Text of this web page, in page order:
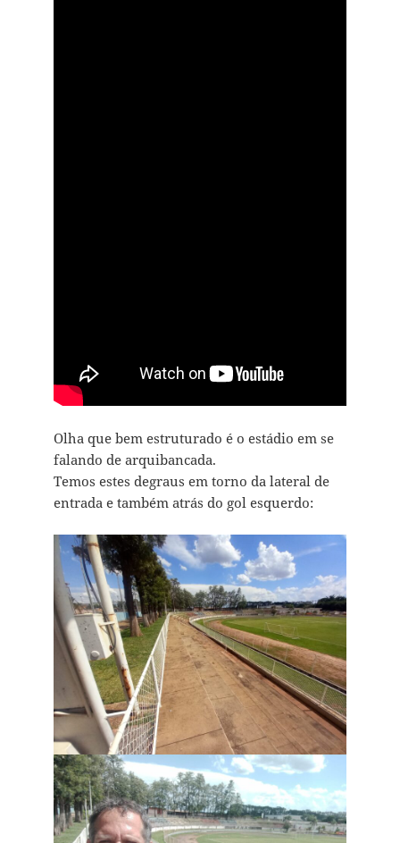
Olha que bem estruturado é o estádio em se
falando de arquibancada.
Temos estes degraus em torno da lateral de
entrada e também atrás do gol esquerdo: